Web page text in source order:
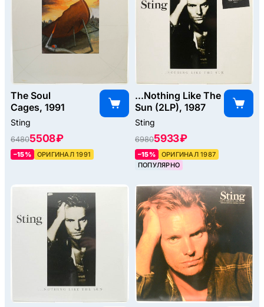
The Soul
Cages, 1991
Sting
64805508 ₽
–15% ОРИГИНАЛ 1991
...Nothing Like The
Sun (2LP), 1987
Sting
69805933 ₽
–15%
ОРИГИНАЛ 1987
ПОПУЛЯРНО